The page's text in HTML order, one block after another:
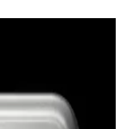
ve şeffaf
bir arada